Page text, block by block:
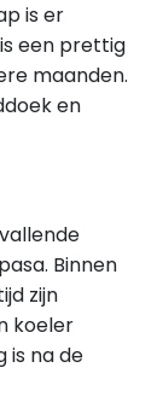
is er
een prettig
maanden.
en
Binnen
zijn
koeler
is na de